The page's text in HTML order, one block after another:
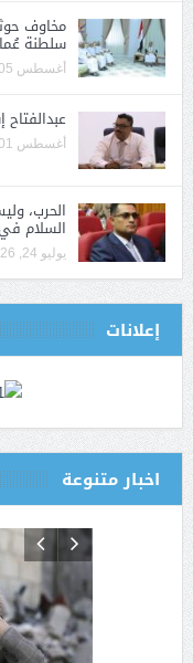
مخاوف
سلطنة
أغسطس 05, 2026
أغسطس 01, 2026
الحرب،
السلام
يوليو 24, 2026
إعلانات
اخبار متنوعة